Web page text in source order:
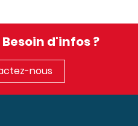
d'infos ?
nous